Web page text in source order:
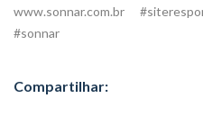
www.sonnar.com.br
#sonnar
Compartilhar: